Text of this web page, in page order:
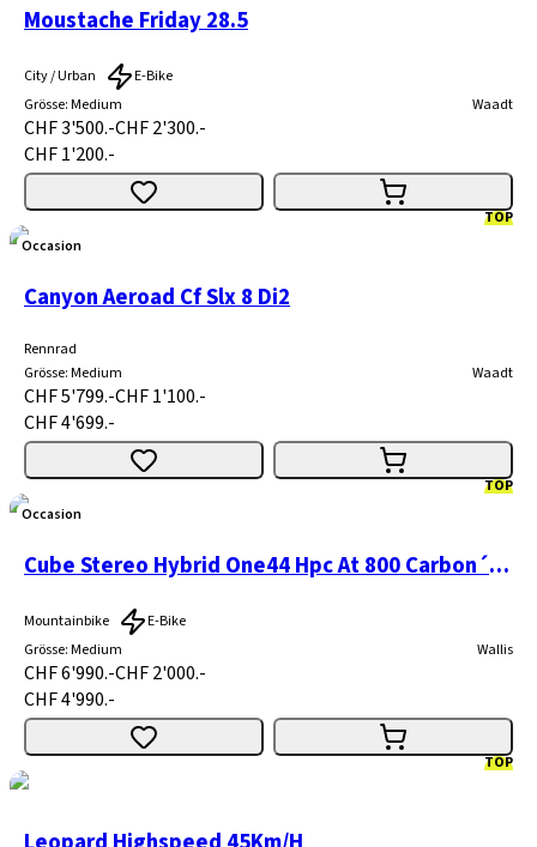
TOP
Moustache Friday 28.5
City / Urban
E-Bike
Grösse:Medium Waadt
CHF 3'500.-CHF 2'300.-
CHF 1'200.-
Occasion
TOP
Canyon Aeroad Cf Slx 8 Di2
Rennrad
Grösse:Medium Waadt
CHF 5'799.-CHF 1'100.-
CHF 4'699.-
Occasion
TOP
Cube Stereo Hybrid One44 Hpc At 800 Carbon´n´gold
Mountainbike
E-Bike
Grösse:Medium Wallis
CHF 6'990.-CHF 2'000.-
CHF 4'990.-